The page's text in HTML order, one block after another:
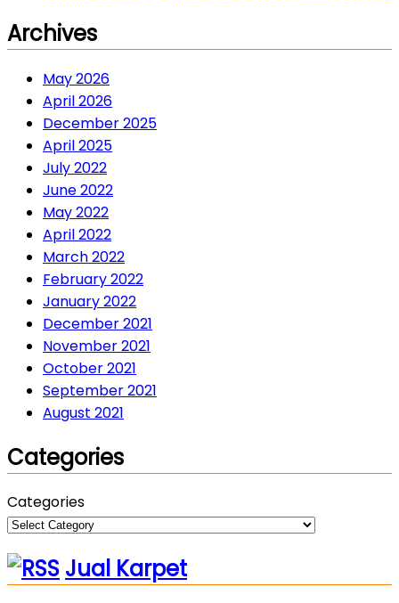
Archives
May 2026
April 2026
December 2025
April 2025
July 2022
June 2022
May 2022
April 2022
March 2022
February 2022
January 2022
December 2021
November 2021
October 2021
September 2021
August 2021
Categories
Categories
Jual Karpet